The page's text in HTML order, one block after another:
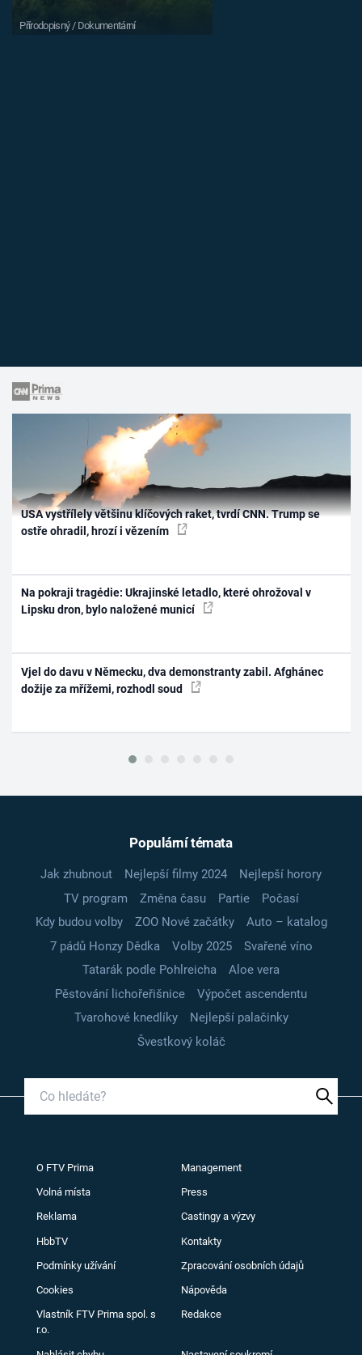
Přírodopisný / Dokumentární
USA vystřílely většinu klíčových raket, tvrdí CNN. Trump se
ostře ohradil, hrozí i vězením
Na pokraji tragédie: Ukrajinské letadlo, které ohrožoval v
Lipsku dron, bylo naložené municí
Vjel do davu v Německu, dva demonstranty zabil. Afghánec
dožije za mřížemi, rozhodl soud
Populární témata
Jak zhubnout Nejlepší filmy 2024
Nejlepší horory
TV program
Změna času Partie
Počasí
Kdy budou volby
ZOO Nové začátky
Auto – katalog
7 pádů Honzy Dědka
Volby 2025
Svařené víno
Tatarák podle Pohlreicha
Aloe vera
Pěstování lichořeřišnice
Výpočet ascendentu
Tvarohové knedlíky
Nejlepší palačinky
Švestkový koláč
O FTV Prima Management
Volná místa Press
Reklama Castingy a výzvy
HbbTV Kontakty
Podmínky užívání Zpracování osobních údajů
Cookies Nápověda
Vlastník FTV Prima spol. s
r.o.
Redakce